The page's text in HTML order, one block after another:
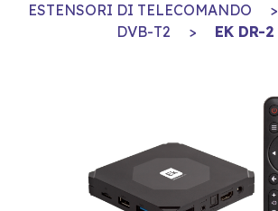
ESTENSORI DI TELECOMANDO
>
DVB-T2
> EK DR-2